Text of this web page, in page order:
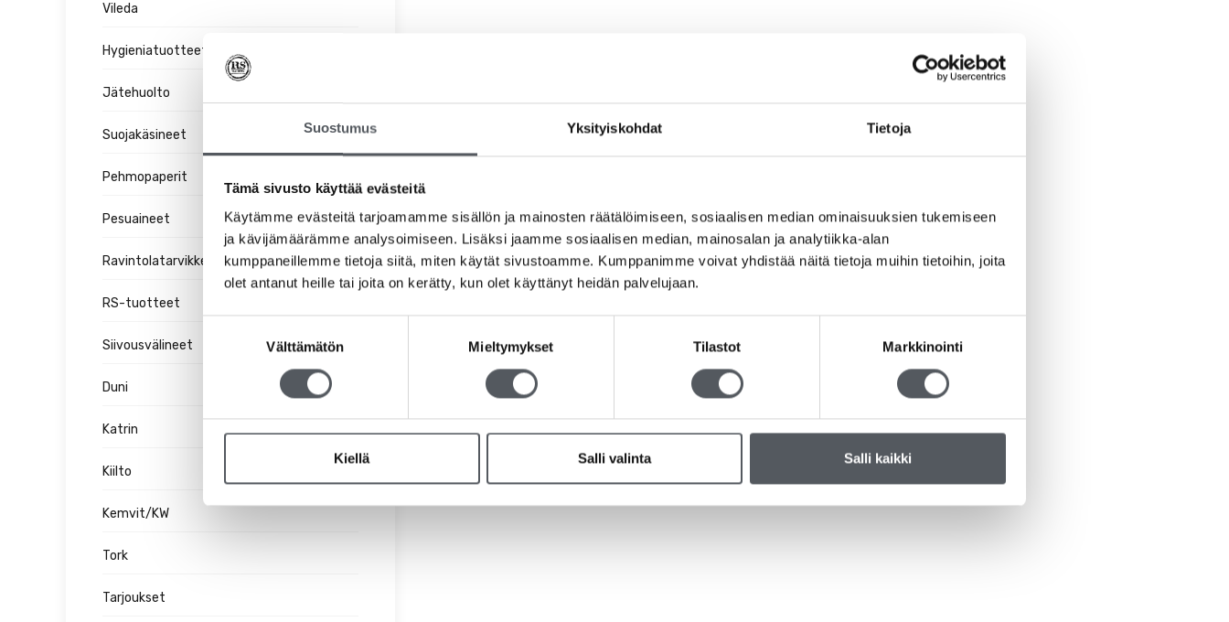
Suostumus Yksityiskohdat Tietoja
Tämä sivusto käyttää evästeitä
Käytämme evästeitä tarjoamamme sisällön ja mainosten räätälöimiseen, sosiaalisen median ominaisuuksien tukemiseen
ja kävijämäärämme analysoimiseen. Lisäksi jaamme sosiaalisen median, mainosalan ja analytiikka-alan
kumppaneillemme tietoja siitä, miten käytät sivustoamme. Kumppanimme voivat yhdistää näitä tietoja muihin tietoihin, joita
olet antanut heille tai joita on kerätty, kun olet käyttänyt heidän palvelujaan.
Välttämätön Mieltymykset Tilastot Markkinointi
Kiellä Salli valinta Salli kaikki
Vileda
Hygieniatuotteet
Jätehuolto
Suojakäsineet
Pehmopaperit
Pesuaineet
Ravintolatarvikkeet
RS-tuotteet
Siivousvälineet
Duni
Katrin
Kiilto
Kemvit/KW
Tork
Tarjoukset